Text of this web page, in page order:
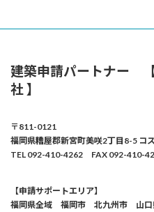
建築申請パートナー
社 】
〒811-0121
福岡県糟屋郡新宮町美咲2丁目8-5 コ
TEL 092-410-4262 FAX 092-410-
【申請サポートエリア】
福岡県全域 福岡市 北九州市 山